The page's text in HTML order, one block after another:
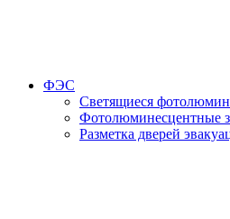
ФЭС
Светящиеся
Фотолюминесцентные
Разметка дверей